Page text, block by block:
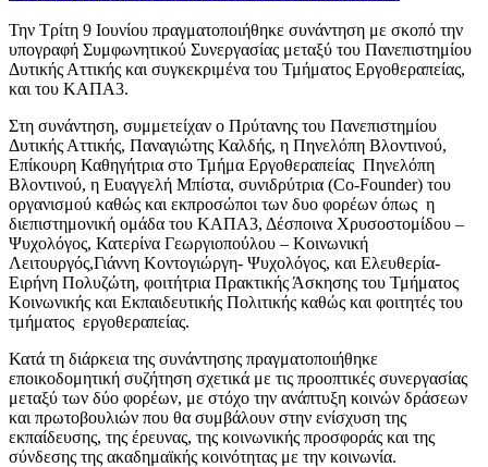
Την Τρίτη 9 Ιουνίου πραγματοποιήθηκε συνάντηση με σκοπό την
υπογραφή Συμφωνητικού Συνεργασίας μεταξύ του Πανεπιστημίου
Δυτικής Αττικής και συγκεκριμένα του Τμήματος Εργοθεραπείας,
και του ΚΑΠΑ3.
Στη συνάντηση, συμμετείχαν ο Πρύτανης του Πανεπιστημίου
Δυτικής Αττικής, Παναγιώτης Καλδής, η Πηνελόπη Βλοντινού,
Επίκουρη Καθηγήτρια στο Τμήμα Εργοθεραπείας Πηνελόπη
Βλοντινού, η Ευαγγελή Μπίστα, συνιδρύτρια (Co-Founder) του
οργανισμού καθώς και εκπροσώποι των δυο φορέων όπως η
διεπιστημονική ομάδα του ΚΑΠΑ3, Δέσποινα Χρυσοστομίδου –
Ψυχολόγος, Κατερίνα Γεωργιοπούλου – Κοινωνική
Λειτουργός,Γιάννη Κοντογιώργη- Ψυχολόγος, και Ελευθερία-
Ειρήνη Πολυζώτη, φοιτήτρια Πρακτικής Άσκησης του Τμήματος
Κοινωνικής και Εκπαιδευτικής Πολιτικής καθώς και φοιτητές του
τμήματος εργοθεραπείας.
Κατά τη διάρκεια της συνάντησης πραγματοποιήθηκε
εποικοδομητική συζήτηση σχετικά με τις προοπτικές συνεργασίας
μεταξύ των δύο φορέων, με στόχο την ανάπτυξη κοινών δράσεων
και πρωτοβουλιών που θα συμβάλουν στην ενίσχυση της
εκπαίδευσης, της έρευνας, της κοινωνικής προσφοράς και της
σύνδεσης της ακαδημαϊκής κοινότητας με την κοινωνία.